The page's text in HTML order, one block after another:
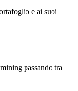
e ai suoi
passando tra